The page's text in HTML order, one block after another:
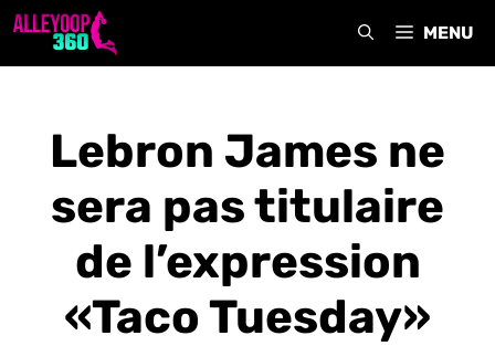
Aller
MENU
Lebron James ne
sera pas titulaire
de l’expression
«Taco Tuesday»